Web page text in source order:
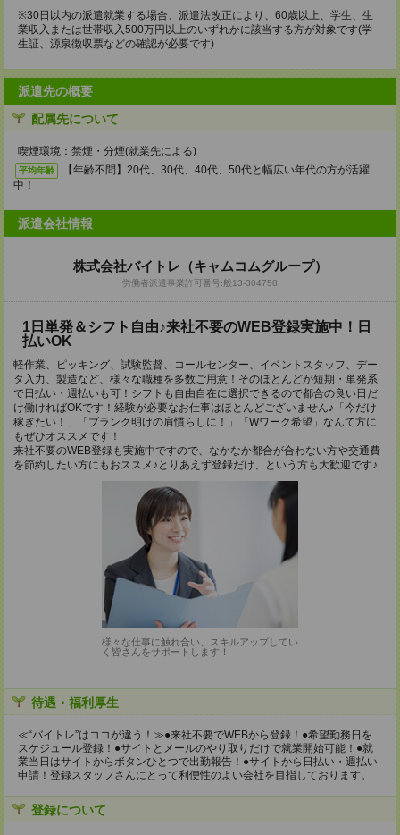
※30日以内の派遣就業する場合、派遣法改正により、60歳以上、学生、生
業収入または世帯収入500万円以上のいずれかに該当する方が対象です(学
生証、源泉徴収票などの確認が必要です)
派遣先の概要
配属先について
喫煙環境：禁煙・分煙(就業先による)
平均年齢
【年齢不問】20代、30代、40代、50代と幅広い年代の方が活躍
中！
派遣会社情報
株式会社バイトレ（キャムコムグループ）
労働者派遣事業許可番号:般13-304758
1日単発＆シフト自由♪来社不要のWEB登録実施中！日
払いOK
軽作業、ピッキング、試験監督、コールセンター、イベントスタッフ、デー
タ入力、製造など、様々な職種を多数ご用意！そのほとんどが短期・単発系
で日払い・週払いも可！シフトも自由自在に選択できるので都合の良い日だ
け働ければOKです！経験が必要なお仕事はほとんどございません♪「今だけ
稼ぎたい！」「ブランク明けの肩慣らしに！」「Wワーク希望」なんて方に
もぜひオススメです！
来社不要のWEB登録も実施中ですので、なかなか都合が合わない方や交通費
を節約したい方にもおススメ♪とりあえず登録だけ、という方も大歓迎です♪
様々な仕事に触れ合い、スキルアップしてい
く皆さんをサポートします！
待遇・福利厚生
≪“バイトレ”はココが違う！≫●来社不要でWEBから登録！●希望勤務日を
スケジュール登録！●サイトとメールのやり取りだけで就業開始可能！●就
業当日はサイトからボタンひとつで出勤報告！●サイトから日払い・週払い
申請！登録スタッフさんにとって利便性のよい会社を目指しております。
登録について